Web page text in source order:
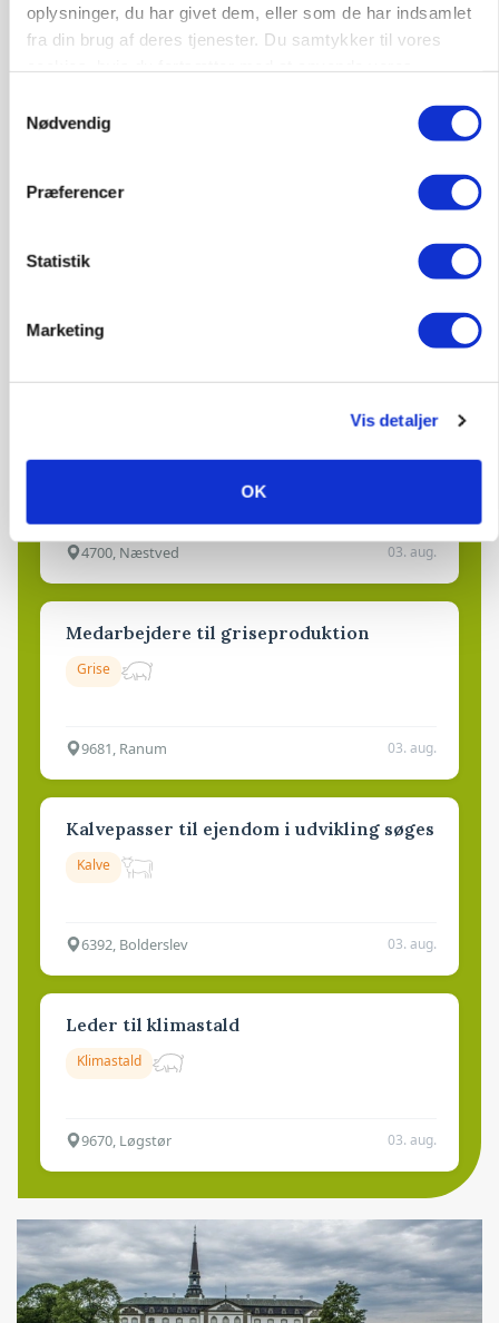
oplysninger, du har givet dem, eller som de har indsamlet
fra din brug af deres tjenester. Du samtykker til vores
Nødvendig
Præferencer
Statistik
Marketing
Vis detaljer
OK
Elevplads tilbydes ved Ringkøbing /
Trainee placement Ringkøbing
dræn/entreprenørarbejde.
Maskinstation
4700, Næstved 03. aug.
Medarbejdere til griseproduktion
Grise
9681, Ranum 03. aug.
Kalvepasser til ejendom i udvikling søges
Kalve
6392, Bolderslev 03. aug.
Leder til klimastald
Klimastald
9670, Løgstør 03. aug.